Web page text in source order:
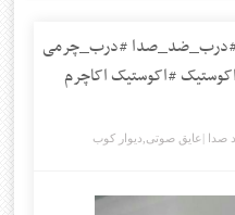
#درب_چرمی
#اکوستیک اکاچرم
صدا |عایق صوتی دیوار کوب